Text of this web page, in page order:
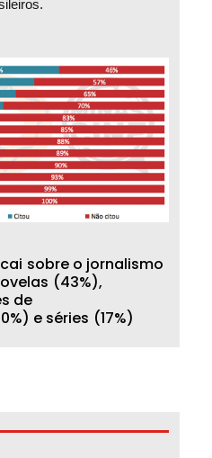
cai sobre o jornalismo
ovelas (43%),
s de
0%) e séries (17%)